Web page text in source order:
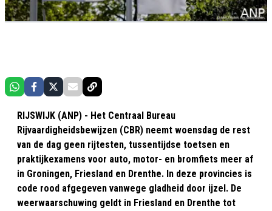
RIJSWIJK (ANP) - Het Centraal Bureau
Rijvaardigheidsbewijzen (CBR) neemt woensdag de rest
van de dag geen rijtesten, tussentijdse toetsen en
praktijkexamens voor auto, motor- en bromfiets meer af
in Groningen, Friesland en Drenthe. In deze provincies is
code rood afgegeven vanwege gladheid door ijzel. De
weerwaarschuwing geldt in Friesland en Drenthe tot